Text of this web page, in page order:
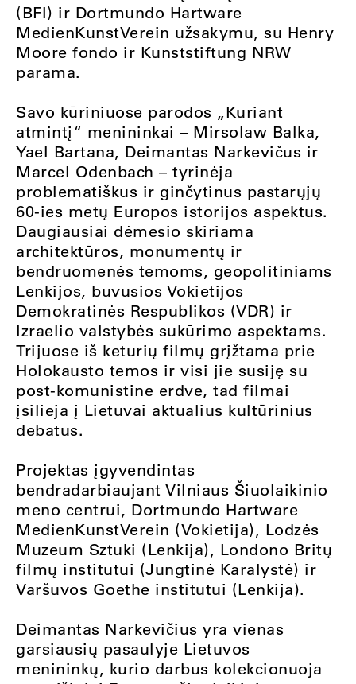
(BFI) ir Dortmundo Hartware
MedienKunstVerein užsakymu, su Henry
Moore fondo ir Kunststiftung NRW
parama.
Savo kūriniuose parodos „Kuriant
atmintį“ menininkai – Mirsolaw Balka,
Yael Bartana, Deimantas Narkevičus ir
Marcel Odenbach – tyrinėja
problematiškus ir ginčytinus pastarųjų
60-ies metų Europos istorijos aspektus.
Daugiausiai dėmesio skiriama
architektūros, monumentų ir
bendruomenės temoms, geopolitiniams
Lenkijos, buvusios Vokietijos
Demokratinės Respublikos (VDR) ir
Izraelio valstybės sukūrimo aspektams.
Trijuose iš keturių filmų grįžtama prie
Holokausto temos ir visi jie susiję su
post-komunistine erdve, tad filmai
įsilieja į Lietuvai aktualius kultūrinius
debatus.
Projektas įgyvendintas
bendradarbiaujant Vilniaus Šiuolaikinio
meno centrui, Dortmundo Hartware
MedienKunstVerein (Vokietija), Lodzės
Muzeum Sztuki (Lenkija), Londono Britų
filmų institutui (Jungtinė Karalystė) ir
Varšuvos Goethe institutui (Lenkija).
Deimantas Narkevičius yra vienas
garsiausių pasaulyje Lietuvos
menininkų, kurio darbus kolekcionuoja